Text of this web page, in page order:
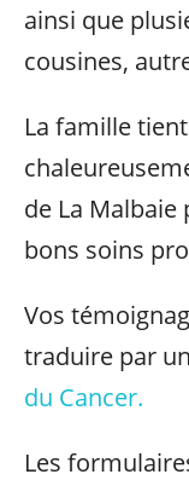
ainsi que
cousines,
La famille
de La
bons soins
Vos
traduire par
du Cancer.
Les